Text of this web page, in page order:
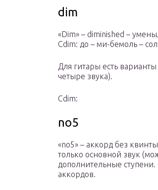
dim
«Dim» – diminished –
Cdim: до – ми-бемоль –
Для гитары есть
четыре звука).
Cdim:
no5
«no5» – аккорд без
только основной звук
дополнительные
аккордов.